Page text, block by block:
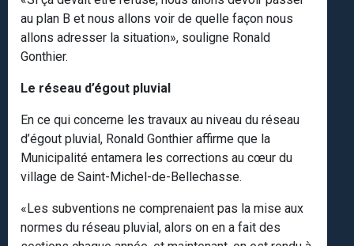
au plan B et nous allons voir de quelle façon nous
allons adresser la situation», souligne Ronald
Gonthier.
Le réseau d’égout pluvial
En ce qui concerne les travaux au niveau du réseau
d’égout pluvial, Ronald Gonthier affirme que la
Municipalité entamera les corrections au cœur du
village de Saint-Michel-de-Bellechasse.
«Les subventions ne comprenaient pas la mise aux
normes du réseau pluvial, alors on en a fait des